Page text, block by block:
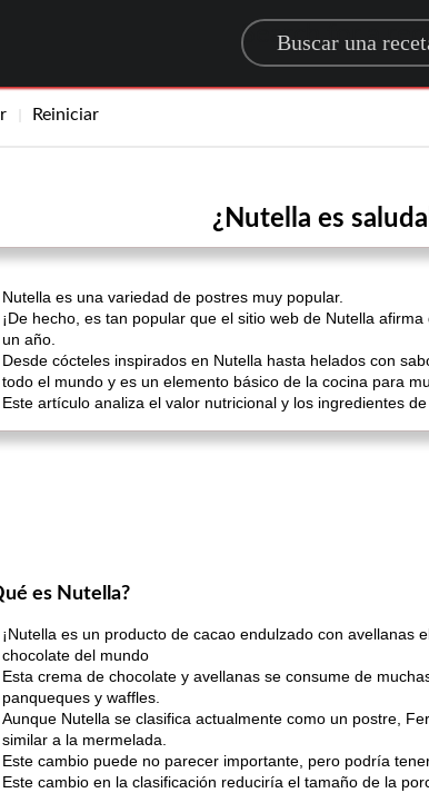
Search for a
Reiniciar
¿Nutella es
Nutella es una variedad de postres muy popular.
¡De hecho, es tan popular que el sitio web de Nutella
un año.
Desde cócteles inspirados en Nutella hasta helados con
todo el mundo y es un elemento básico de la cocina para
Este artículo analiza el valor nutricional y los ingredientes
es Nutella?
¡Nutella es un producto de cacao endulzado con
chocolate del mundo
Esta crema de chocolate y avellanas se consume de
panqueques y waffles.
Aunque Nutella se clasifica actualmente como un postre,
similar a la mermelada.
Este cambio puede no parecer importante, pero podría
Este cambio en la clasificación reduciría el tamaño de la